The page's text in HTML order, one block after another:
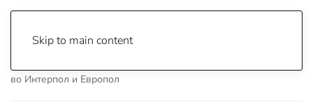
Skip to main content
во Интерпол и Европол